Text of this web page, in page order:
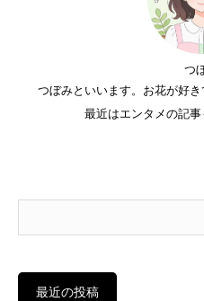
つ
つぼみといいます。お花が好き
最近はエンタメの記事
最近の投稿